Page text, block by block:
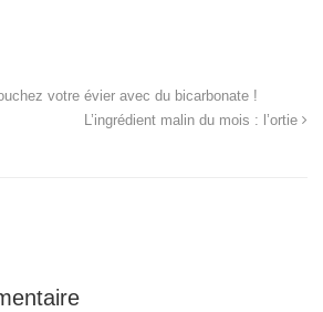
votre évier avec du bicarbonate !
L’ingrédient malin du mois : l’ortie